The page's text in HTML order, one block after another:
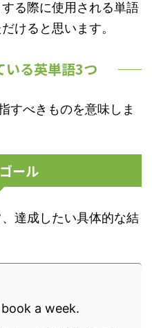
る際に使用される単語
けると思います。
る英単語3つ
すべきものを意味しま
ール
達成したい具体的な結
a week.